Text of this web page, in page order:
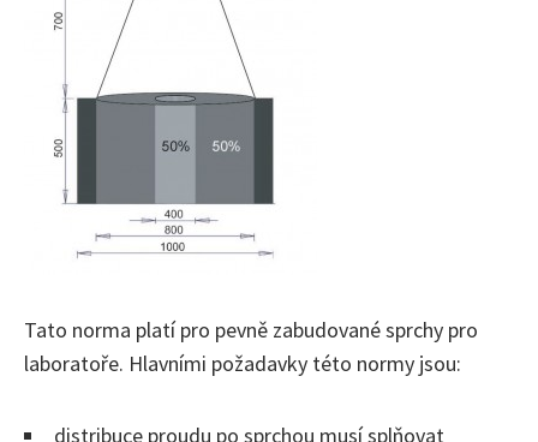
Tato norma platí pro pevně zabudované sprchy pro
laboratoře. Hlavními požadavky této normy jsou:
distribuce proudu po sprchou musí splňovat